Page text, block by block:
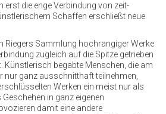
erst die enge Verbindung von zeit-
Schaffen erschließt neue
Riegers Sammlung hochrangiger Werke
zugleich auf die Spitze getrieben
Künstlerisch begabte Menschen, die am
nur ganz ausschnitthaft teilnehmen,
Werken ein meist nur als
in ganz eigenen
damit eine andere